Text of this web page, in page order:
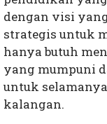
dengan visi
strategis untuk
hanya butuh
yang mumpuni
untuk
kalangan.